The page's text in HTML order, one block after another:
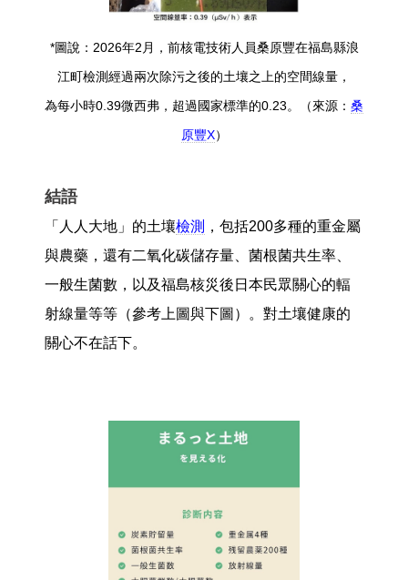
*圖說：2026年2月，前核電技術人員桑原豐在福島縣浪
江町檢測經過兩次除污之後的土壤之上的空間線量，
為每小時0.39微西弗，超過國家標準的0.23。（來源： 桑
原豐X）
結語
「人人大地」的土壤檢測 ，包括200多種的重金屬
與農藥，還有二氧化碳儲存量、菌根菌共生率、
一般生菌數，以及福島核災後日本民眾關心的輻
射線量等等（參考上圖與下圖）。對土壤健康的
關心不在話下。